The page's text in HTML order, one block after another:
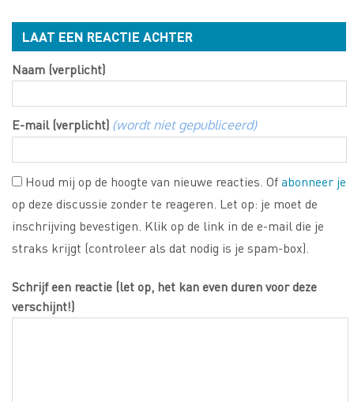
LAAT EEN REACTIE ACHTER
Naam (verplicht)
E-mail (verplicht) (wordt niet gepubliceerd)
Houd mij op de hoogte van nieuwe reacties. Ofabonneer je
op deze discussie zonder te reageren. Let op: je moet de
inschrijving bevestigen. Klik op de link in de e-mail die je
straks krijgt (controleer als dat nodig is je spam-box).
Schrijf een reactie (let op, het kan even duren voor deze
verschijnt!)